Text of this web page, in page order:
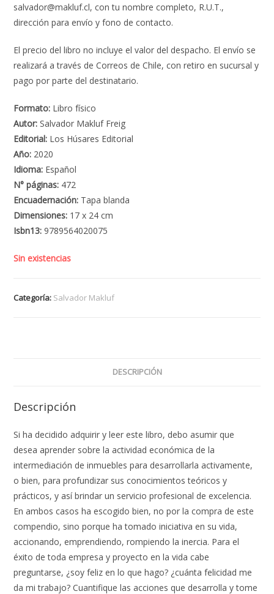
salvador@makluf.cl, con tu nombre completo, R.U.T.,
dirección para envío y fono de contacto.
El precio del libro no incluye el valor del despacho. El envío se
realizará a través de Correos de Chile, con retiro en sucursal y
pago por parte del destinatario.
Formato: Libro físico
Autor: Salvador Makluf Freig
Editorial: Los Húsares Editorial
Año: 2020
Idioma: Español
N° páginas: 472
Encuadernación: Tapa blanda
Dimensiones: 17 x 24 cm
Isbn13: 9789564020075
Sin existencias
Categoría: Salvador Makluf
DESCRIPCIÓN
Descripción
Si ha decidido adquirir y leer este libro, debo asumir que
desea aprender sobre la actividad económica de la
intermediación de inmuebles para desarrollarla activamente,
o bien, para profundizar sus conocimientos teóricos y
prácticos, y así brindar un servicio profesional de excelencia.
En ambos casos ha escogido bien, no por la compra de este
compendio, sino porque ha tomado iniciativa en su vida,
accionando, emprendiendo, rompiendo la inercia. Para el
éxito de toda empresa y proyecto en la vida cabe
preguntarse, ¿soy feliz en lo que hago? ¿cuánta felicidad me
da mi trabajo? Cuantifique las acciones que desarrolla y tome